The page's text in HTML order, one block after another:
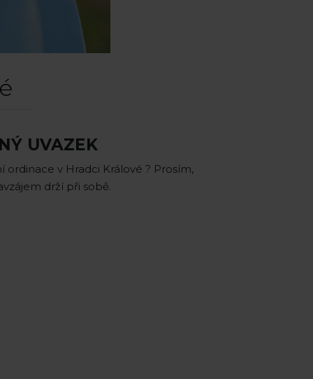
UVAZEK
v Hradci Králové ? Prosím,
drží při sobě.